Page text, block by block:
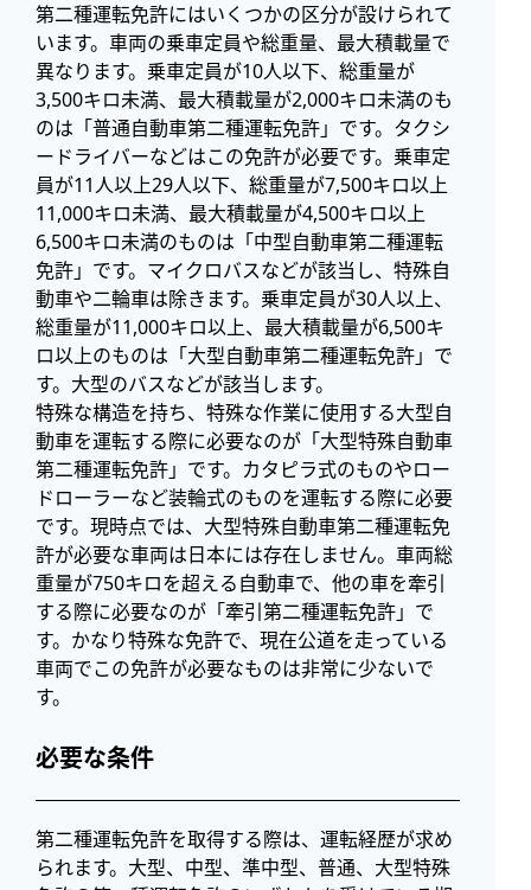
第二種運転免許にはいくつかの区分が設けられて
います。車両の乗車定員や総重量、最大積載量で
異なります。乗車定員が10人以下、総重量が
3,500キロ未満、最大積載量が2,000キロ未満のも
のは「普通自動車第二種運転免許」です。タクシ
ードライバーなどはこの免許が必要です。乗車定
員が11人以上29人以下、総重量が7,500キロ以上
11,000キロ未満、最大積載量が4,500キロ以上
6,500キロ未満のものは「中型自動車第二種運転
免許」です。マイクロバスなどが該当し、特殊自
動車や二輪車は除きます。乗車定員が30人以上、
総重量が11,000キロ以上、最大積載量が6,500キ
ロ以上のものは「大型自動車第二種運転免許」で
す。大型のバスなどが該当します。
特殊な構造を持ち、特殊な作業に使用する大型自
動車を運転する際に必要なのが「大型特殊自動車
第二種運転免許」です。カタピラ式のものやロー
ドローラーなど装輪式のものを運転する際に必要
です。現時点では、大型特殊自動車第二種運転免
許が必要な車両は日本には存在しません。車両総
重量が750キロを超える自動車で、他の車を牽引
する際に必要なのが「牽引第二種運転免許」で
す。かなり特殊な免許で、現在公道を走っている
車両でこの免許が必要なものは非常に少ないで
す。
必要な条件
第二種運転免許を取得する際は、運転経歴が求め
られます。大型、中型、準中型、普通、大型特殊